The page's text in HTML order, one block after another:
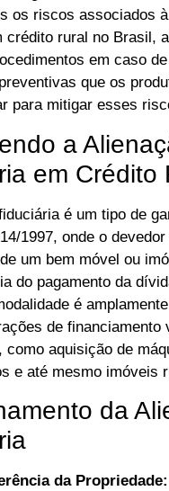
os riscos associados
crédito rural no Brasil,
em caso
que os
para mitigar esses
a
em Crédito
é um tipo de
1997, onde o
um bem móvel ou
do pagamento da
é
de financiamento
como aquisição de
e até mesmo imóveis
da
da Propriedade: